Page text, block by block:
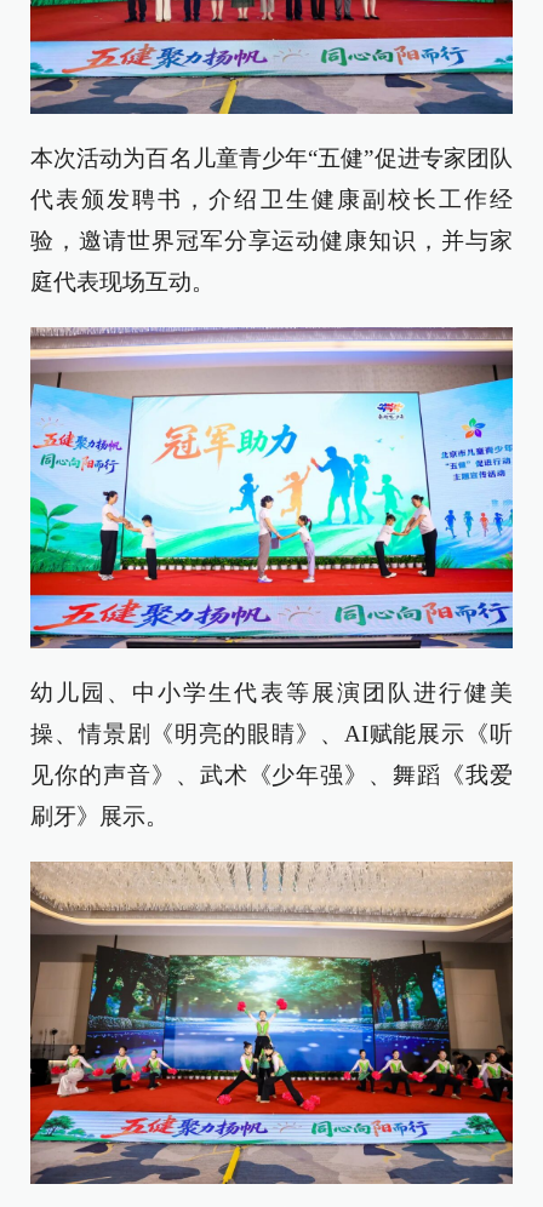
本次活动为百名儿童青少年“五健”促进专家团队
代表颁发聘书，介绍卫生健康副校长工作经
验，邀请世界冠军分享运动健康知识，并与家
庭代表现场互动。
幼儿园、中小学生代表等展演团队进行健美
操、情景剧《明亮的眼睛》、AI赋能展示《听
见你的声音》、武术《少年强》、舞蹈《我爱
刷牙》展示。